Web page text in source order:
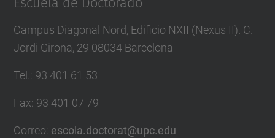
Escuela de Doctorado
Campus Diagonal Nord, Edificio NXII (Nexus II). C.
Jordi Girona, 29 08034 Barcelona
Tel.: 93 401 61 53
Fax: 93 401 07 79
Correo: escola.doctorat@upc.edu